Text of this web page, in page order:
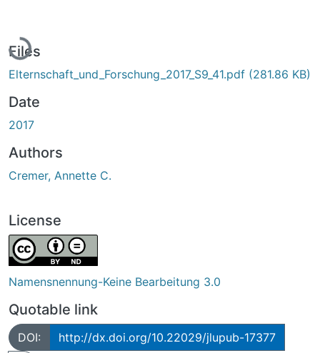
Loading...
Files
Elternschaft_und_Forschung_2017_S9_41.pdf (281.86 KB)
Date
2017
Authors
Cremer, Annette C.
License
Namensnennung-Keine Bearbeitung 3.0
Quotable link
DOI: http://dx.doi.org/10.22029/jlupub-17377